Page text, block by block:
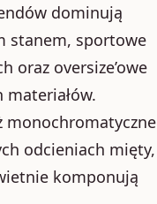
dominują
stanem, sportowe
oraz oversize’owe
monochromatyczne
odcieniach mięty,
komponują